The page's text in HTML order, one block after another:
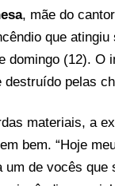
, mãe do cantor
que
domingo (12). O
destruído pelas
materiais, a
bem. “Hoje
um de vocês